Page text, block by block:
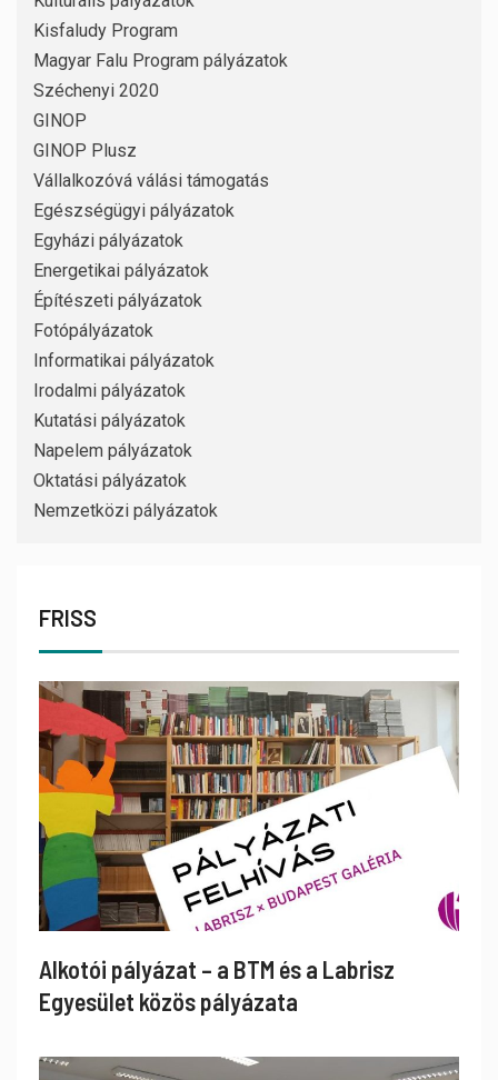
Kisfaludy Program
Magyar Falu Program pályázatok
Széchenyi 2020
GINOP
GINOP Plusz
Vállalkozóvá válási támogatás
Egészségügyi pályázatok
Egyházi pályázatok
Energetikai pályázatok
Építészeti pályázatok
Fotópályázatok
Informatikai pályázatok
Irodalmi pályázatok
Kutatási pályázatok
Napelem pályázatok
Oktatási pályázatok
Nemzetközi pályázatok
FRISS
Alkotói pályázat – a BTM és a Labrisz
Egyesület közös pályázata